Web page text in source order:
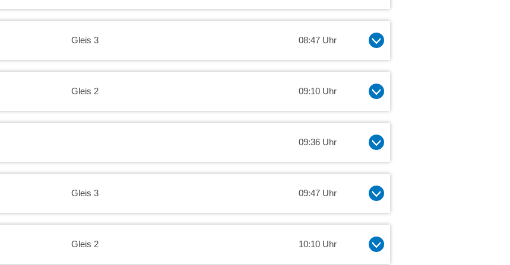
22:30
23:00
23:30
Gleis 3 08:47 Uhr
Gleis 2 09:10 Uhr
09:36 Uhr
Gleis 3 09:47 Uhr
Gleis 2 10:10 Uhr